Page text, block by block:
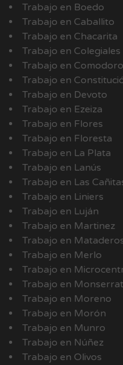
Trabajo en Boedo
Trabajo en Caballito
Trabajo en Chacarita
Trabajo en Colegiales
Trabajo en
Trabajo en
Trabajo en Devoto
Trabajo en Ezeiza
Trabajo en Flores
Trabajo en Floresta
Trabajo en La Plata
Trabajo en Lanús
Trabajo en Las
Trabajo en Liniers
Trabajo en Luján
Trabajo en Martinez
Trabajo en
Trabajo en Merlo
Trabajo en
Trabajo en Monserrat
Trabajo en Moreno
Trabajo en Morón
Trabajo en Munro
Trabajo en Núñez
Trabajo en Olivos